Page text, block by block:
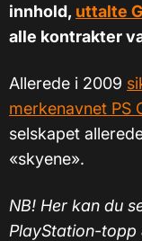
innhold, uttalte
alle kontrakter
Allerede i 2009
merkenavnet PS
selskapet
«skyene».
NB! Her kan du
PlayStation-topp